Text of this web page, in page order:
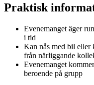
Praktisk
Evenemanget äger
i tid
Kan nås med bil
från närliggande
Evenemanget
beroende på grupp